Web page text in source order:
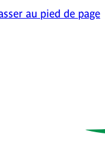
au pied de page